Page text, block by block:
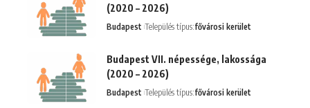
(2020 – 2026)
Budapest Település típus:fővárosi kerület
Budapest VII. népessége, lakossága
(2020 – 2026)
Budapest Település típus:fővárosi kerület